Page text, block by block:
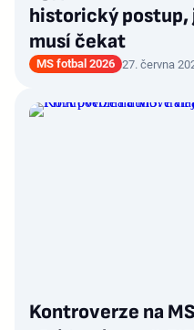
historický postup,
musí čekat
MS fotbal 2026 27. června
Kontroverze na